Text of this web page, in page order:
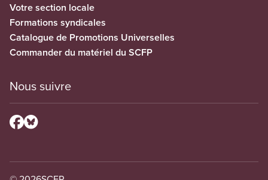
Votre section locale
Formations syndicales
Catalogue de Promotions Universelles
Commander du matériel du SCFP
Nous suivre